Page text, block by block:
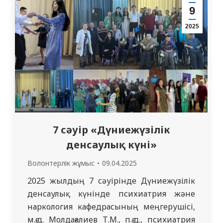
жетекшілігімен 6-курс ВОП интерн-
дәрігерлерінен жалпы дәрігерлік
тәжірибе пәнінен (6 пәнді қамтитын
курс) емтихан қабылдады. Қорытынды
емтиханды өткізу…
9
2025
7 сәуір «Дүниежүзілік
денсаулық күні»
Волонтерлік жұмыс 09.04.2025
2025 жылдың 7 сәуірінде Дүниежүзілік
денсаулық күнінде психиатрия және
наркология кафедрасының меңгерушісі,
м.ғ.д. Молдағалиев Т.М., п.ғ.д., психиатрия